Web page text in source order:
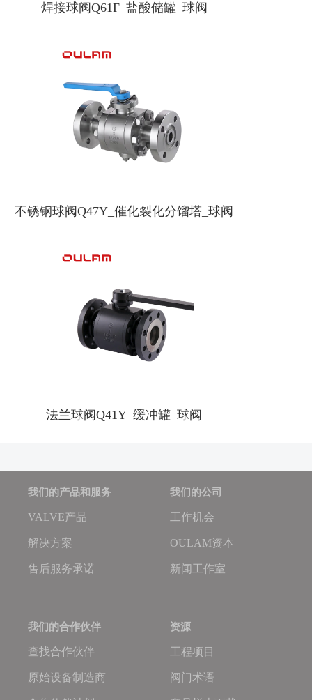
焊接球阀Q61F_盐酸储罐_球阀
不锈钢球阀Q47Y_催化裂化分馏塔_球阀
法兰球阀Q41Y_缓冲罐_球阀
我们的产品和服务
VALVE产品
解决方案
售后服务承诺
我们的公司
工作机会
OULAM资本
新闻工作室
我们的合作伙伴
查找合作伙伴
原始设备制造商
资源
工程项目
阀门术语